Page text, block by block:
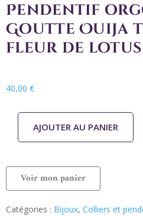
Pendentif
Goutte Ouija
fleur de lotus
40,00 €
AJOUTER AU PANIER
Voir mon panier
Catégories : Bijoux, Colliers et